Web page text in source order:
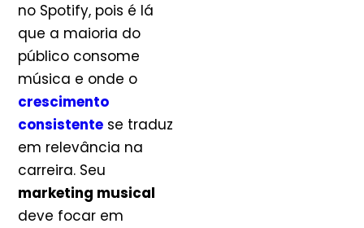
no Spotify, pois é lá
que a maioria do
público consome
música e onde o
crescimento
consistente se traduz
em relevância na
carreira. Seu
marketing musical
deve focar em